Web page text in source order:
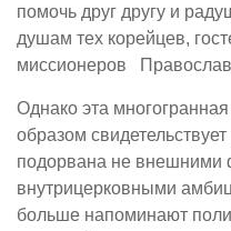
помочь друг другу и
душам тех корейцев,
миссионеров
Однако эта
образом
подорвана не внешними
внутрицерковными
больше напоминают